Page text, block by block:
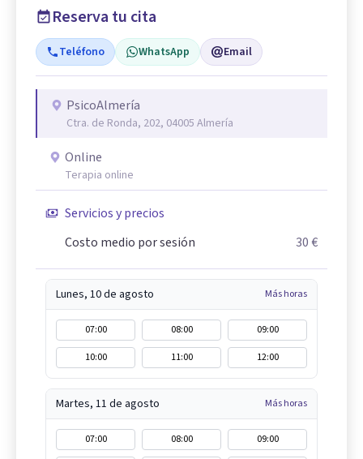
Reserva tu cita
Teléfono WhatsApp Email
PsicoAlmería
Ctra. de Ronda, 202, 04005 Almería
Online
Terapia online
Servicios y precios
Costo medio por sesión
30 €
Lunes, 10 de agosto Más horas
07:00 08:00
09:00
10:00
11:00 12:00
Martes, 11 de agosto Más horas
07:00 08:00 09:00